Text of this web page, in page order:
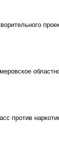
против